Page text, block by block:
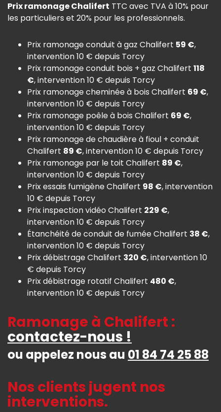
Prix ramonage Chalifert TTC avec TVA à 10% pour
les particuliers et 20% pour les professionnels.
Prix ramonage conduit à gaz Chalifert 59 €,
intervention 10 € depuis Torcy
Prix ramonage conduit bois + gaz Chalifert 118
€, intervention 10 € depuis Torcy
Prix ramonage cheminée à bois Chalifert 69 €,
intervention 10 € depuis Torcy
Prix ramonage poêle à bois Chalifert 69 €,
intervention 10 € depuis Torcy
Prix ramonage de chaudière à fioul + conduit
Chalifert 89 €, intervention 10 € depuis Torcy
Prix ramonage par le toit Chalifert 89 €,
intervention 10 € depuis Torcy
Prix essais fumigène Chalifert 98 €, intervention
10 € depuis Torcy
Prix inspection vidéo Chalifert 229 €,
intervention 10 € depuis Torcy
Étanchéité de conduit de fumée Chalifert 38 €,
intervention 10 € depuis Torcy
Prix débistrage Chalifert 320 €, intervention 10
€ depuis Torcy
Prix débistrage rotatif Chalifert 480 €,
intervention 10 € depuis Torcy
Ramonage à Chalifert :
contactez-nous !
ou appelez nous au 01 84 74 25 88
Nos clients jugent nos
interventions.